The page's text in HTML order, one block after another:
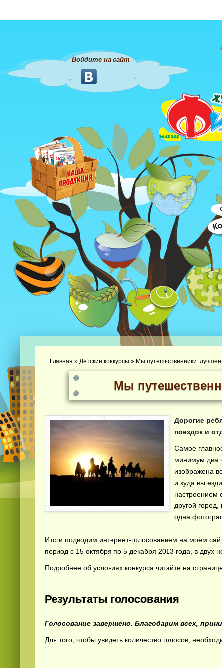
Войдите на сайт
Главная » Детские конкурсы » Мы путешественники:
Мы
Дорогие
поездок и
Самое
минимум два
изображена
и куда вы
настроением
другой
одна
Итоги подводим интернет-голосованием на моём
период с 15 октября по 5 декабря 2013 года, в
Подробнее об условиях конкурса читайте на
Результаты голосования
Голосование завершено. Благодарим всех,
Для того, чтобы увидеть количество голосов,